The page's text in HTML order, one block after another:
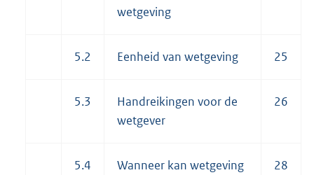
wetgeving
5.2 Eenheid van wetgeving 25
5.3
Handreikingen voor de
wetgever
26
5.4
Wanneer kan wetgeving
28